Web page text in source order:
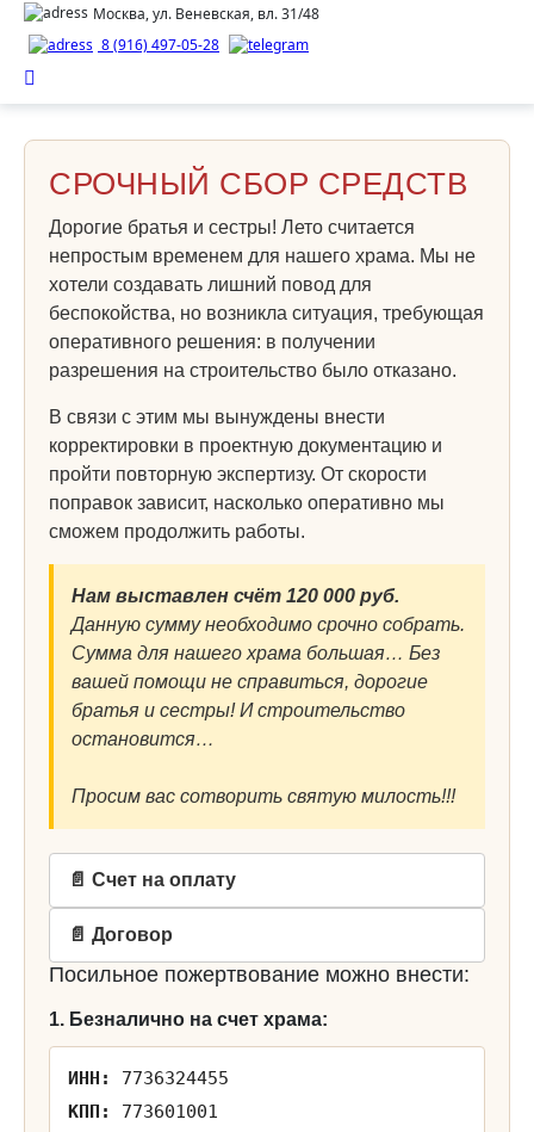
Москва, ул. Веневская, вл. 31/48
8 (916) 497-05-28
СРОЧНЫЙ СБОР СРЕДСТВ
Дорогие братья и сестры! Лето считается
непростым временем для нашего храма. Мы не
хотели создавать лишний повод для
беспокойства, но возникла ситуация, требующая
оперативного решения: в получении
разрешения на строительство было отказано.
В связи с этим мы вынуждены внести
корректировки в проектную документацию и
пройти повторную экспертизу. От скорости
поправок зависит, насколько оперативно мы
сможем продолжить работы.
Нам выставлен счёт 120 000 руб.
Данную сумму необходимо срочно собрать.
Сумма для нашего храма большая… Без
вашей помощи не справиться, дорогие
братья и сестры! И строительство
остановится…
Просим вас сотворить святую милость!!!
📄 Счет на оплату
📄 Договор
Посильное пожертвование можно внести:
1. Безналично на счет храма:
ИНН:
7736324455
КПП:
773601001